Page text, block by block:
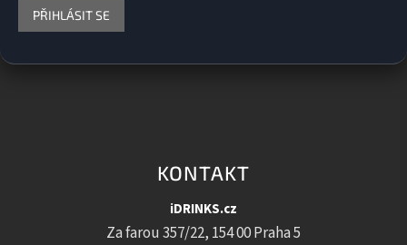
PŘIHLÁSIT SE
KONTAKT
iDRINKS.cz
Za farou 357/22, 154 00 Praha 5